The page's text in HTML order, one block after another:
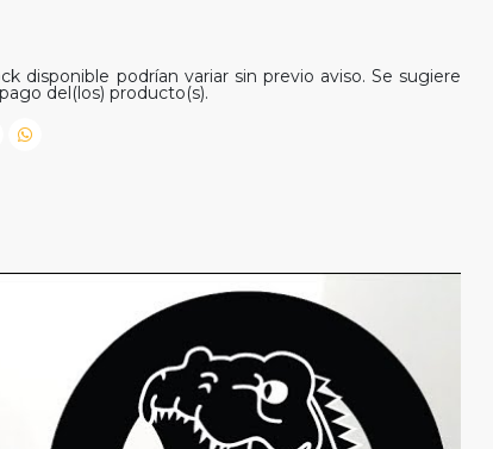
disponible podrían variar sin previo aviso. Se sugiere
del(los) producto(s).